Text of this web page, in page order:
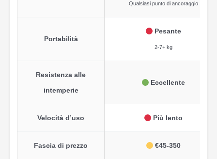
Qualsiasi punto di ancoraggio
Portabilità
Pesante
2-7+ kg
Resistenza alle
intemperie
Eccellente
Velocità d’uso Più lento
Fascia di prezzo €45-350